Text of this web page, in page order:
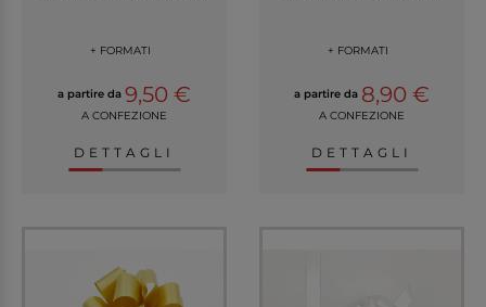
+ FORMATI
a partire da 9,50 €
A CONFEZIONE
DETTAGLI
+ FORMATI
a partire da 8,90 €
A CONFEZIONE
DETTAGLI